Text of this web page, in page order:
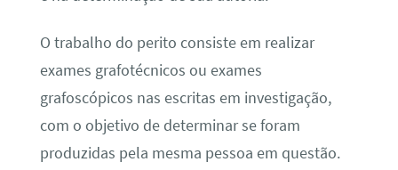
O trabalho do perito consiste em realizar
exames grafotécnicos ou exames
grafoscópicos nas escritas em investigação,
com o objetivo de determinar se foram
produzidas pela mesma pessoa em questão.